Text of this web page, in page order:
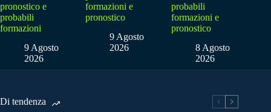
pronostico e
probabili
formazioni
9 Agosto
2026
formazioni e
pronostico
9 Agosto
2026
probabili
formazioni e
pronostico
8 Agosto
2026
Di tendenza